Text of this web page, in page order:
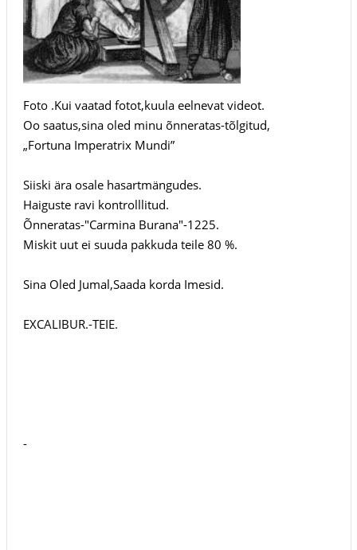
Foto .Kui vaatad fotot,kuula eelnevat videot.
Oo saatus,sina oled minu õnneratas-tõlgitud,
„Fortuna Imperatrix Mundi”
Siiski ära osale hasartmängudes.
Haiguste ravi kontrolllitud.
Õnneratas-"Carmina Burana"-1225.
Miskit uut ei suuda pakkuda teile 80 %.
Sina Oled Jumal,Saada korda Imesid.
EXCALIBUR.-TEIE.
-